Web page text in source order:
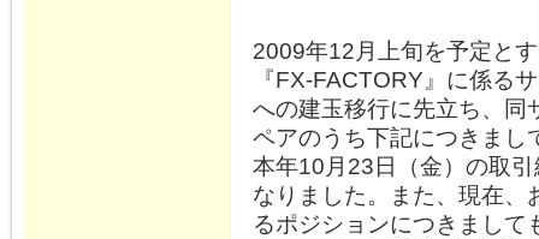
2009年12月上旬を予定と
『FX-FACTORY』に係る
への建玉移行に先立ち、同
ペアのうち下記につきまし
本年10月23日（金）の取
なりました。また、現在、
るポジションにつきまし